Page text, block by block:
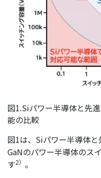
図1.Siパワー半導体と先
能の比較
図1は、Siパワー半導体と
GaNのパワー半導体のス
す2） 。